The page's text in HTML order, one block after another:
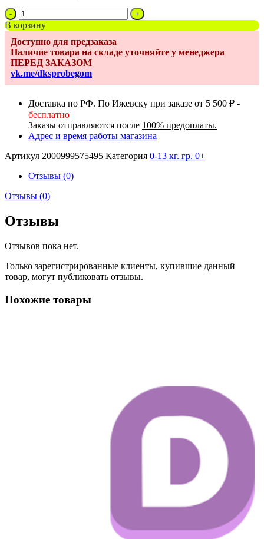
Количество
товара
База
ISOFIX
для
детских
автокресел
Nova
В корзину
Доступно для предзаказа
Наличие товара на складе уточняйте у менеджера
ПЕРЕД ЗАКАЗОМ
vk.me/dksprobegom
Доставка по РФ. По Ижевску при заказе от 5 500 ₽ -
бесплатно
Заказы отправляются после 100% предоплаты.
Адрес и время работы магазина
Артикул 2000999575495 Категория 0-13 кг. гр. 0+
Отзывы (0)
Отзывы (0)
Отзывы
Отзывов пока нет.
Только зарегистрированные клиенты, купившие данный
товар, могут публиковать отзывы.
Похожие товары